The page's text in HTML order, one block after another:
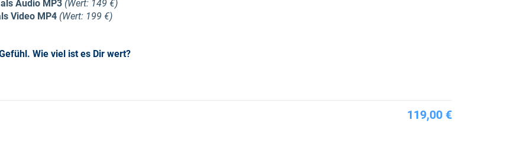
Audio MP3 (Wert: 149 €)
Video MP4 (Wert: 199 €)
Wie viel ist es Dir wert?
119,00 €